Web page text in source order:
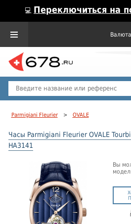
💻 Переключиться на
Parmigiani Fleurier > OVALE
Часы Parmigiani Fleurier OVALE
HA3141
Вы